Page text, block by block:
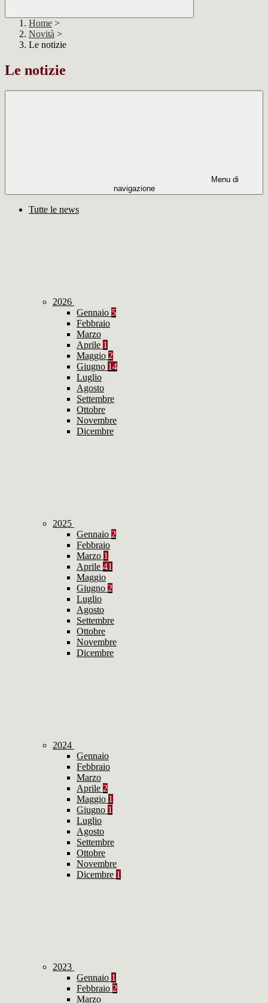
Home >
Novità >
Le notizie
Le notizie
Menu di
navigazione
Tutte le news
2026
Gennaio 5
Febbraio
Marzo
Aprile 1
Maggio 2
Giugno 14
Luglio
Agosto
Settembre
Ottobre
Novembre
Dicembre
2025
Gennaio 2
Febbraio
Marzo 1
Aprile 41
Maggio
Giugno 2
Luglio
Agosto
Settembre
Ottobre
Novembre
Dicembre
2024
Gennaio
Febbraio
Marzo
Aprile 2
Maggio 1
Giugno 1
Luglio
Agosto
Settembre
Ottobre
Novembre
Dicembre 1
2023
Gennaio 1
Febbraio 2
Marzo